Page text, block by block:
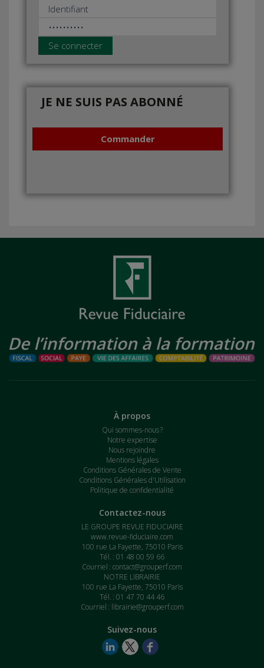
Se connecter
JE NE SUIS PAS ABONNÉ
Commander
À propos
Qui sommes-nous ?
Notre expertise
Nous rejoindre
Mentions légales
Conditions Générales de Vente
Conditions Générales d'Utilisation
Politique de confidentialité
Contactez-nous
LE GROUPE REVUE FIDUCIAIRE
www.revue-fiduciaire.com
100 rue La Fayette, 75010 Paris
Tél. : 01 48 00 59 66
Courriel : contact@grouperf.com
NOTRE LIBRAIRIE
100 rue La Fayette, 75010 Paris
Tél. : 01 47 70 44 46
Courriel : librairie@grouperf.com
Suivez-nous